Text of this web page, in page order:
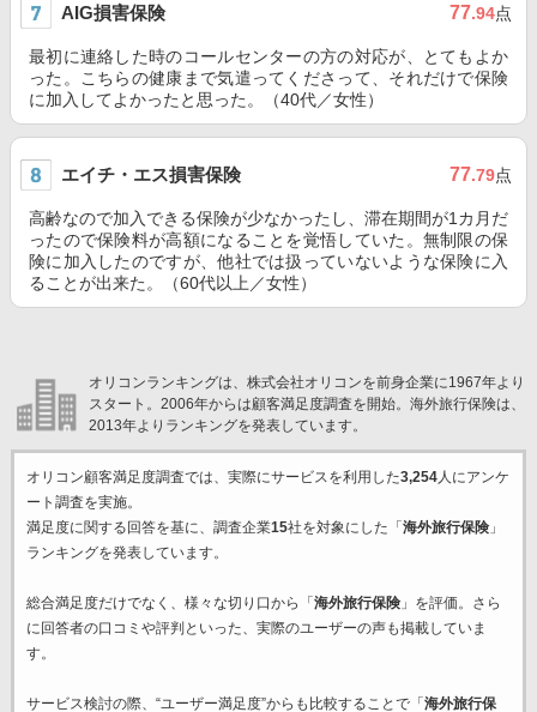
AIG損害保険 77.94点
最初に連絡した時のコールセンターの方の対応が、とてもよか
った。こちらの健康まで気遣ってくださって、それだけで保険
に加入してよかったと思った。（40代／女性）
エイチ・エス損害保険 77.79点
高齢なので加入できる保険が少なかったし、滞在期間が1カ月だ
ったので保険料が高額になることを覚悟していた。無制限の保
険に加入したのですが、他社では扱っていないような保険に入
ることが出来た。（60代以上／女性）
オリコンランキングは、株式会社オリコンを前身企業に1967年より
スタート。2006年からは顧客満足度調査を開始。海外旅行保険は、
2013年よりランキングを発表しています。
オリコン顧客満足度調査では、実際にサービスを利用した3,254人にアンケ
ート調査を実施。
満足度に関する回答を基に、調査企業15社を対象にした「 海外旅行保険」
ランキングを発表しています。
総合満足度だけでなく、様々な切り口から「 海外旅行保険」を評価。さら
に回答者の口コミや評判といった、実際のユーザーの声も掲載していま
す。
サービス検討の際、“ユーザー満足度”からも比較することで「 海外旅行保